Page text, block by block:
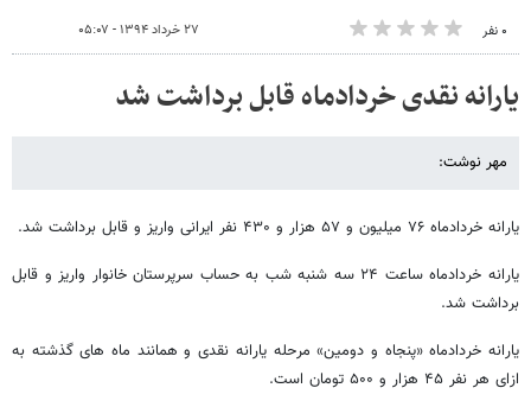
۰ نفر ۲۷ خرداد ۱۳۹۴ - ۰۵:۰۷
یارانه نقدی خردادماه قابل برداشت شد
مهر نوشت:
یارانه خردادماه ۷۶ میلیون و ۵۷ هزار و ۴۳۰ نفر ایرانی واریز و قابل برداشت شد.
یارانه خردادماه ساعت ۲۴ سه شنبه شب به حساب سرپرستان خانوار واریز و قابل
برداشت شد.
یارانه خردادماه «پنجاه و دومین» مرحله یارانه نقدی و همانند ماه های گذشته به
ازای هر نفر ۴۵ هزار و ۵۰۰ تومان است.